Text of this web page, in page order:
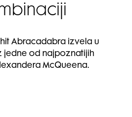
Abracadabra izvela u
jedne od najpoznatijih
McQueena.